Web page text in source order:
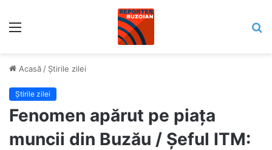
Acasă / Știrile zilei
Știrile zilei
Fenomen apărut pe piața
muncii din Buzău / Șeful ITM: